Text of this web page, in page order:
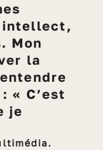
intellect,
Mon
la
« C’est
je